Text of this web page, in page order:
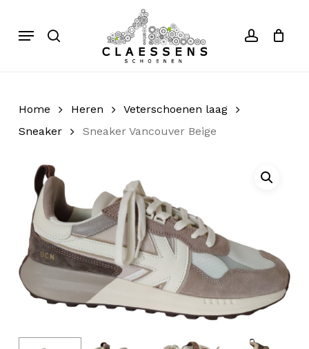
main
account
Menu Cart Close
Cart
Home Heren
Veterschoenen laag
Sneaker
Sneaker Vancouver Beige